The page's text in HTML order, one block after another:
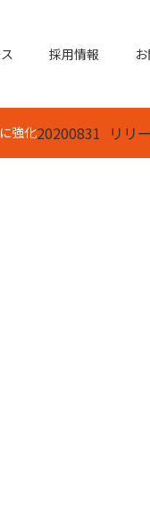
採用情報
強化20200831_リリ